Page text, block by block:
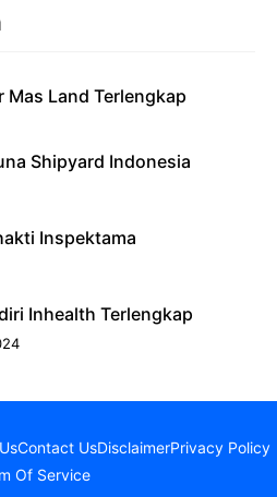
Mas Land Terlengkap
Shipyard Indonesia
Inspektama
Inhealth Terlengkap
Contact UsDisclaimerPrivacy Policy
Of Service